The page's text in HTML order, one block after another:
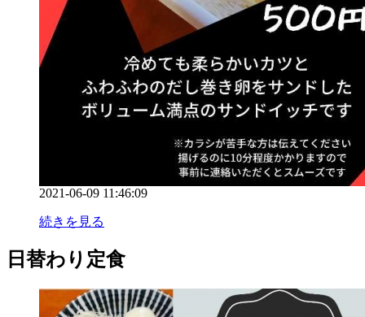
2021-06-09 11:46:09
続きを見る
日替わり定食